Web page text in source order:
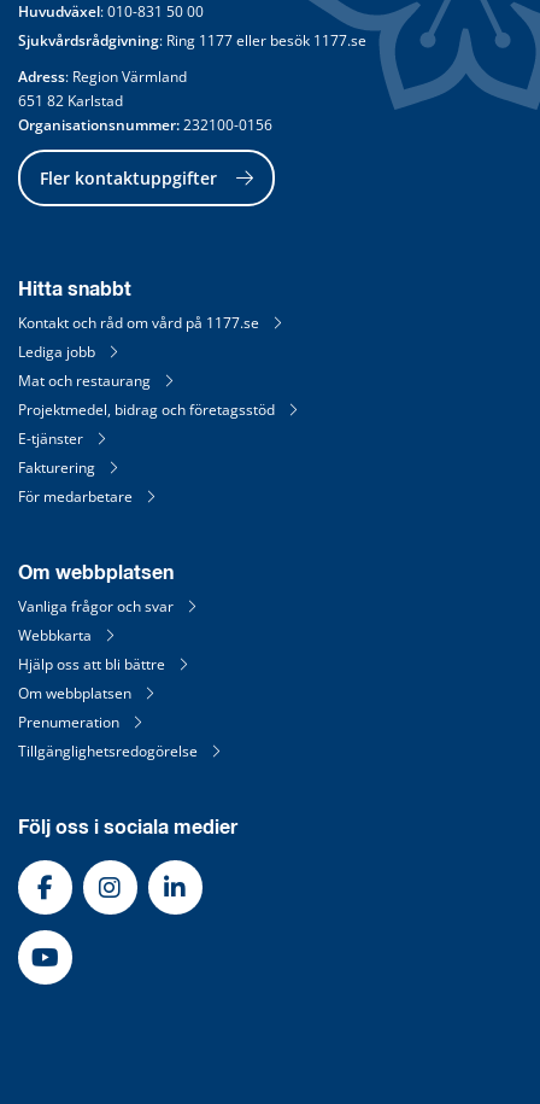
Huvudväxel: 010-831 50 00
Sjukvårdsrådgivning: Ring 1177 eller besök 1177.se
Adress: Region Värmland
651 82 Karlstad
Organisationsnummer: 232100-0156
Fler kontaktuppgifter
Hitta snabbt
Kontakt och råd om vård på 1177.se
Lediga jobb
Mat och restaurang
Projektmedel, bidrag och företagsstöd
E-tjänster
Fakturering
För medarbetare
Om webbplatsen
Vanliga frågor och svar
Webbkarta
Hjälp oss att bli bättre
Om webbplatsen
Prenumeration
Tillgänglighetsredogörelse
Följ oss i sociala medier